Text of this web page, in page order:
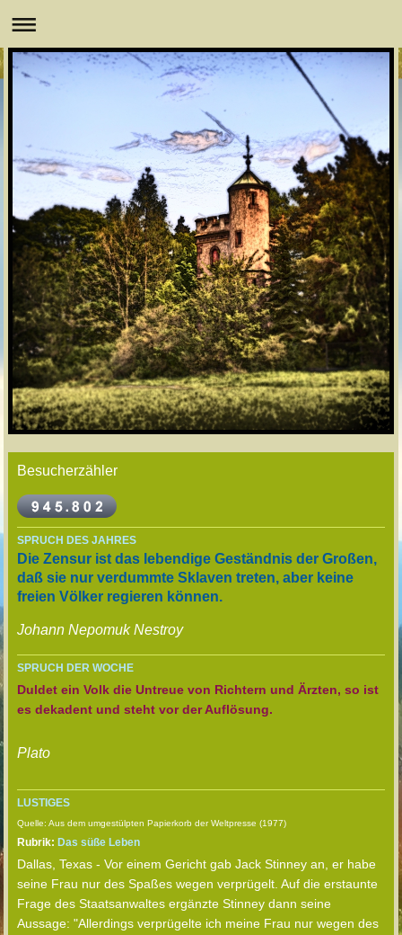
Besucherzähler
SPRUCH DES JAHRES
Die Zensur ist das lebendige Geständnis der Großen,
daß sie nur verdummte Sklaven treten, aber keine
freien Völker regieren können.
Johann Nepomuk Nestroy
SPRUCH DER WOCHE
Duldet ein Volk die Untreue von Richtern und Ärzten, so ist
es dekadent und steht vor der Auflösung.
Plato
LUSTIGES
Quelle: Aus dem umgestülpten Papierkorb der Weltpresse (1977)
Rubrik: Das süße Leben
Dallas, Texas - Vor einem Gericht gab Jack Stinney an, er habe
seine Frau nur des Spaßes wegen verprügelt. Auf die erstaunte
Frage des Staatsanwaltes ergänzte Stinney dann seine
Aussage: "Allerdings verprügelte ich meine Frau nur wegen des